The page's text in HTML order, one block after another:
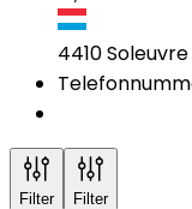
4410Soleuvre
Filter Filter